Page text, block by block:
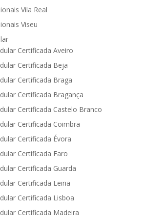
Vila Real
Viseu
Certificada Aveiro
Certificada Beja
Certificada Braga
Certificada Bragança
Certificada Castelo Branco
Certificada Coimbra
Certificada Évora
Certificada Faro
Certificada Guarda
Certificada Leiria
Certificada Lisboa
Certificada Madeira